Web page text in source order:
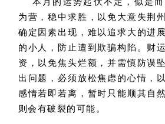
为营，稳中求胜，以免大意失荆
确定因素出现，难以追求大的进
的小人，防止遭到欺骗构陷。财
资，以免焦头烂额，并需慎防误
出问题，必须放松焦虑的心情，
感情若即若离，暂时只能顺其自
则会有破裂的可能。